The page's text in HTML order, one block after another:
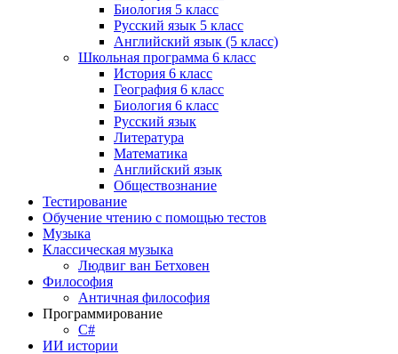
Биология 5 класс
Русский язык 5 класс
Английский язык (5 класс)
Школьная программа 6 класс
История 6 класс
География 6 класс
Биология 6 класс
Русский язык
Литература
Математика
Английский язык
Обществознание
Тестирование
Обучение чтению с помощью тестов
Музыка
Классическая музыка
Людвиг ван Бетховен
Философия
Античная философия
Программирование
С#
ИИ истории